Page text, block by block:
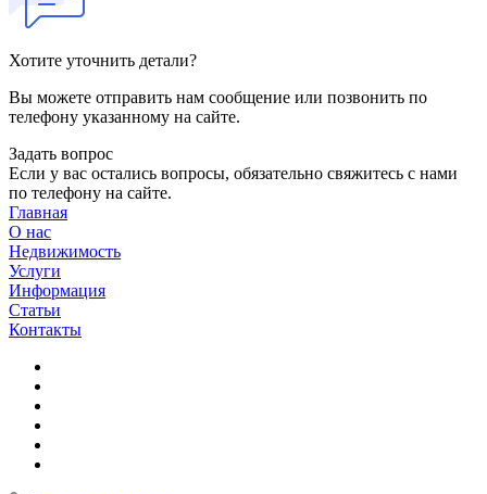
Хотите уточнить детали?
Вы можете отправить нам сообщение или позвонить по
телефону указанному на сайте.
Задать вопрос
Если у вас остались вопросы, обязательно свяжитесь с нами
по телефону на сайте.
Главная
О нас
Недвижимость
Услуги
Информация
Статьи
Контакты